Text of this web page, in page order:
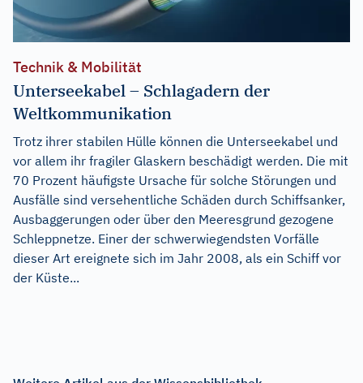
Technik & Mobilität
Unterseekabel – Schlagadern der
Weltkommunikation
Trotz ihrer stabilen Hülle können die Unterseekabel und
vor allem ihr fragiler Glaskern beschädigt werden. Die mit
70 Prozent häufigste Ursache für solche Störungen und
Ausfälle sind versehentliche Schäden durch Schiffsanker,
Ausbaggerungen oder über den Meeresgrund gezogene
Schleppnetze. Einer der schwerwiegendsten Vorfälle
dieser Art ereignete sich im Jahr 2008, als ein Schiff vor
der Küste...